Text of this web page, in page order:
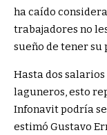
ha caído
trabajadores no
sueño de tener su
Hasta dos salarios
laguneros, esto
Infonavit podría
estimó Gustavo